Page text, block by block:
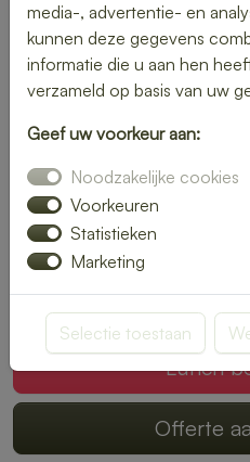
Lunch laten
gezond, vers
in Oh en geniet van verse
locatie. Van kleurrijke salades
bezorgen jouw lunch vers en
Plaats eenvoudig je bestelling
door smaak en kwaliteit.
Mogen wij jouw
Lunch
Offerte
media-, advertentie- en
kunnen deze gegevens
informatie die u aan hen
verzameld op basis van uw
Geef uw voorkeur aan:
Noodzakelijke cookies
Voorkeuren
Statistieken
Marketing
Selectie toestaan